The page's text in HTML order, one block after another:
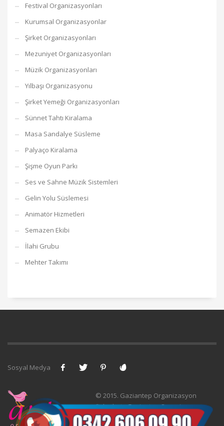
Festival Organizasyonları
Kurumsal Organizasyonlar
Şirket Organizasyonları
Mezuniyet Organizasyonları
Müzik Organizasyonları
Yılbaşı Organizasyonu
Şirket Yemeği Organizasyonları
Sünnet Tahtı Kiralama
Masa Sandalye Süsleme
Palyaço Kiralama
Şişme Oyun Parkı
Ses ve Sahne Müzik Sistemleri
Gelin Yolu Süslemesi
Animatör Hizmetleri
Semazen Ekibi
İlahi Grubu
Mehter Takımı
Sosyal Medya
© 2015. Gaziantep Organizasyon
Şirketleri -Gaziantep Organizasyon